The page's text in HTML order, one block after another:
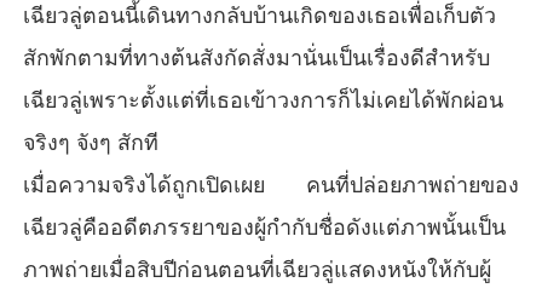
เฉียวลู่ตอนนี้เดินทางกลับบ้านเกิดของเธอเพื่อเก็บตัว
สักพักตามที่ทางต้นสังกัดสั่งมานั่นเป็นเรื่องดีสำหรับ
เฉียวลู่เพราะตั้งแต่ที่เธอเข้าวงการก็ไม่เคยได้พักผ่อน
จริงๆ จังๆ สักที
เมื่อความจริงได้ถูกเปิดเผย คนที่ปล่อยภาพถ่ายของ
เฉียวลู่คืออดีตภรรยาของผู้กำกับชื่อดังแต่ภาพนั้นเป็น
ภาพถ่ายเมื่อสิบปีก่อนตอนที่เฉียวลู่แสดงหนังให้กับผู้